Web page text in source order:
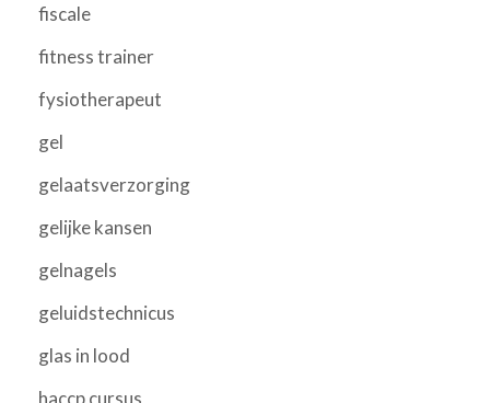
fiscale
fitness trainer
fysiotherapeut
gel
gelaatsverzorging
gelijke kansen
gelnagels
geluidstechnicus
glas in lood
haccp cursus